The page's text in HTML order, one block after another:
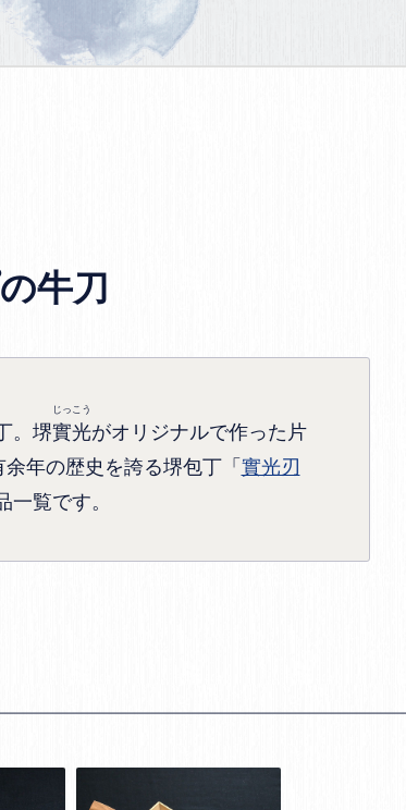
牛刀
。堺實光
じっこう
がオリジナルで作った片
年の歴史を誇る堺包丁「實光刃
覧です。